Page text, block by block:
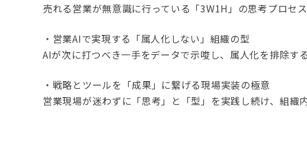
売れる営業が無意識に行っている「3W1H」の思考プロセ
・営業AIで実現する「属人化しない」組織の型
AIが次に打つべき一手をデータで示唆し、属人化を排除
・戦略とツールを「成果」に繋げる現場実装の極意
営業現場が迷わずに「思考」と「型」を実践し続け、組